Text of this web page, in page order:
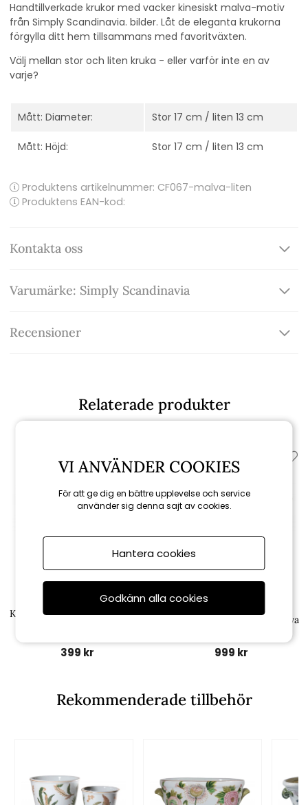
Handtillverkade krukor med vacker kinesiskt malva-motiv
från Simply Scandinavia. bilder. Låt de eleganta krukorna
förgylla ditt hem tillsammans med favoritväxten.
Välj mellan stor och liten kruka - eller varför inte en av
varje?
Mått: Diameter: Stor 17 cm / liten 13 cm
Mått: Höjd: Stor 17 cm / liten 13 cm
Produktens artikelnummer: CF067-malva-liten
Produktens EAN-kod:
Kontakta oss
Varumärke: Simply Scandinavia
Recensioner
Relaterade produkter
Simply Scandinavia
Kruka, finns i 2 storlekar - Blå
399 kr
Simply Scandinavia
Jardinière kruka, liten - Malva
999 kr
Rekommenderade tillbehör
VI ANVÄNDER COOKIES
För att ge dig en bättre upplevelse och service
använder sig denna sajt av cookies.
Hantera cookies
Godkänn alla cookies